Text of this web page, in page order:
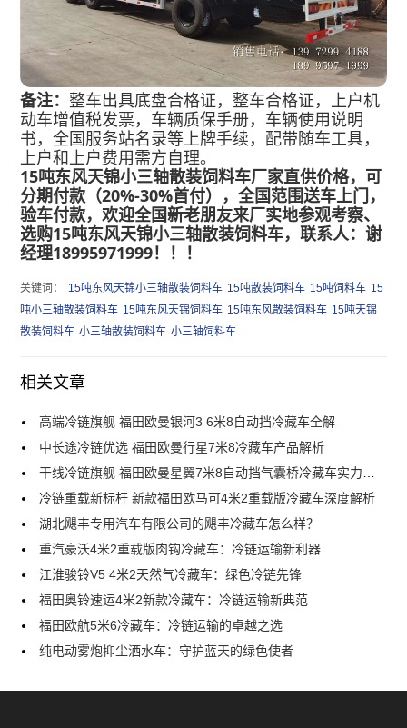
备注： 整车出具底盘合格证，整车合格证，上户机
动车增值税发票，车辆质保手册，车辆使用说明
书，全国服务站名录等上牌手续，配带随车工具，
上户和上户费用需方自理。
15吨东风天锦小三轴散装饲料车厂家直供价格，可
分期付款（20%-30%首付），全国范围送车上门，
验车付款，欢迎全国新老朋友来厂实地参观考察、
选购15吨东风天锦小三轴散装饲料车，联系人：谢
经理18995971999！ ！！
关键词： 15吨东风天锦小三轴散装饲料车 15吨散装饲料车 15吨饲料车 15
吨小三轴散装饲料车 15吨东风天锦饲料车 15吨东风散装饲料车 15吨天锦
散装饲料车 小三轴散装饲料车 小三轴饲料车
相关文章
高端冷链旗舰 福田欧曼银河3 6米8自动挡冷藏车全解
中长途冷链优选 福田欧曼行星7米8冷藏车产品解析
干线冷链旗舰 福田欧曼星翼7米8自动挡气囊桥冷藏车实力解析
冷链重载新标杆 新款福田欧马可4米2重载版冷藏车深度解析
湖北飓丰专用汽车有限公司的飓丰冷藏车怎么样？
重汽豪沃4米2重载版肉钩冷藏车：冷链运输新利器
江淮骏铃V5 4米2天然气冷藏车：绿色冷链先锋
福田奥铃速运4米2新款冷藏车：冷链运输新典范
福田欧航5米6冷藏车：冷链运输的卓越之选
纯电动雾炮抑尘洒水车：守护蓝天的绿色使者